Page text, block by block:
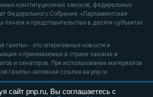
конституционных законов, федеральных
Федерального Собрания. «Парламентская
печати и представительства в десяти субъектах
газеты» - это оперативные новости и
о принимаемых в стране законах и
и сенаторов. При использовании материалов
газеты» активная ссылка на pnp.ru
ресурсе применяютсярекомендательные
сайт pnp.ru, Вы соглашаетесь с